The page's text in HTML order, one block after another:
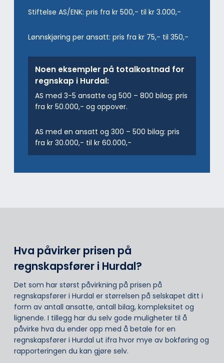
Stiftelse AS/ENK: pris fra kr 500,- til kr 3.000,-
Lønnskjøring per ansatt: pris fra kr 75,- til 350,-
Noen eksempler på totalkostnad for
regnskap i Hurdal:
AS med 3-5 ansatte og 500 – 800 bilag: pris
fra kr 50.000,- og oppover.
AS med en ansatt og 300 – 500 bilag: pris
fra kr 30.000,- til kr 60.000,-
Hva påvirker prisen på
regnskapsfører i Hurdal?
Det som har størst påvirkning på prisen på
regnskapsfører i Hurdal er størrelsen på selskapet ditt i
form av antall ansatte, antall bilag, kompleksitet og
lignende. I tillegg har du selv gode muligheter til å
påvirke hva du ender opp med å betale for en
regnskapsfører i Hurdal ut ifra hvor mye av bokføring og
rapporteringen du kan gjøre selv.